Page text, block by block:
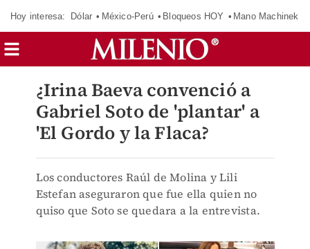
Hoy interesa: Dólar México-Perú Bloqueos HOY Mano Machinek
¿Irina Baeva convenció a
Gabriel Soto de 'plantar' a
'El Gordo y la Flaca?
Los conductores Raúl de Molina y Lili
Estefan aseguraron que fue ella quien no
quiso que Soto se quedara a la entrevista.